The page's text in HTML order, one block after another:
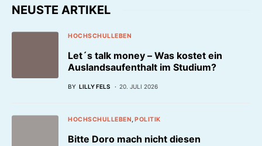
NEUSTE ARTIKEL
HOCHSCHULLEBEN
Let´s talk money – Was kostet ein
Auslandsaufenthalt im Studium?
BY LILLY FELS 20. JULI 2026
HOCHSCHULLEBEN POLITIK
Bitte Doro mach nicht diesen